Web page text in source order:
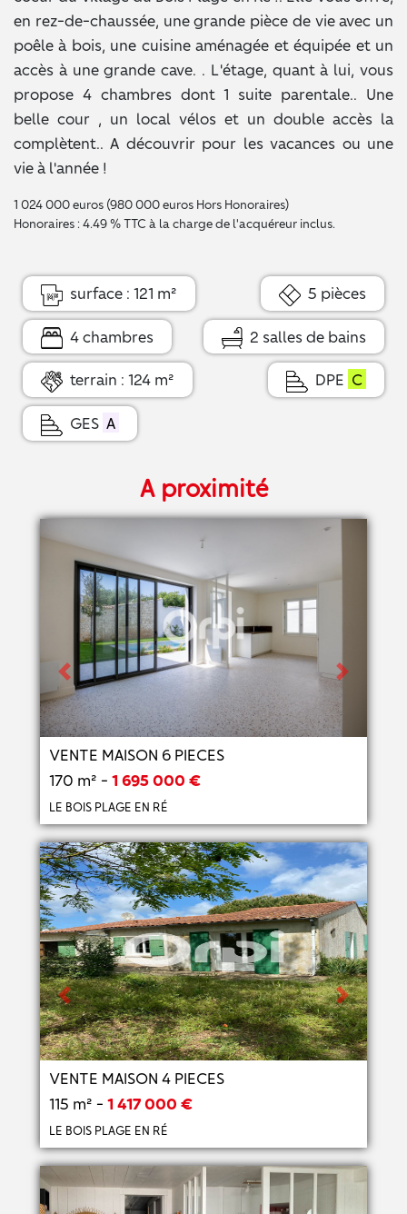
en rez-de-chaussée, une grande pièce de vie avec un
poêle à bois, une cuisine aménagée et équipée et un
accès à une grande cave. . L'étage, quant à lui, vous
propose 4 chambres dont 1 suite parentale.. Une
belle cour , un local vélos et un double accès la
complètent.. A découvrir pour les vacances ou une
vie à l'année !
1 024 000 euros (980 000 euros Hors Honoraires)
Honoraires : 4.49 % TTC à la charge de l'acquéreur inclus.
surface : 121 m² 5 pièces
4 chambres 2 salles de bains
terrain : 124 m² DPE C
GES A
A proximité
VENTE MAISON 6 PIECES
170 m² - 1 695 000 €
LE BOIS PLAGE EN RÉ
Previous Next
VENTE MAISON 4 PIECES
115 m² - 1 417 000 €
LE BOIS PLAGE EN RÉ
Previous Next